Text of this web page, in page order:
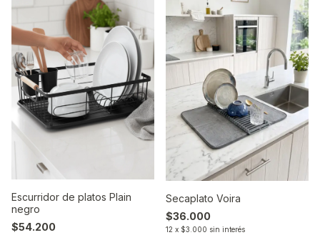
Escurridor de platos Plain
negro
$54.200
Secaplato Voira
$36.000
12 x $3.000 sin interés